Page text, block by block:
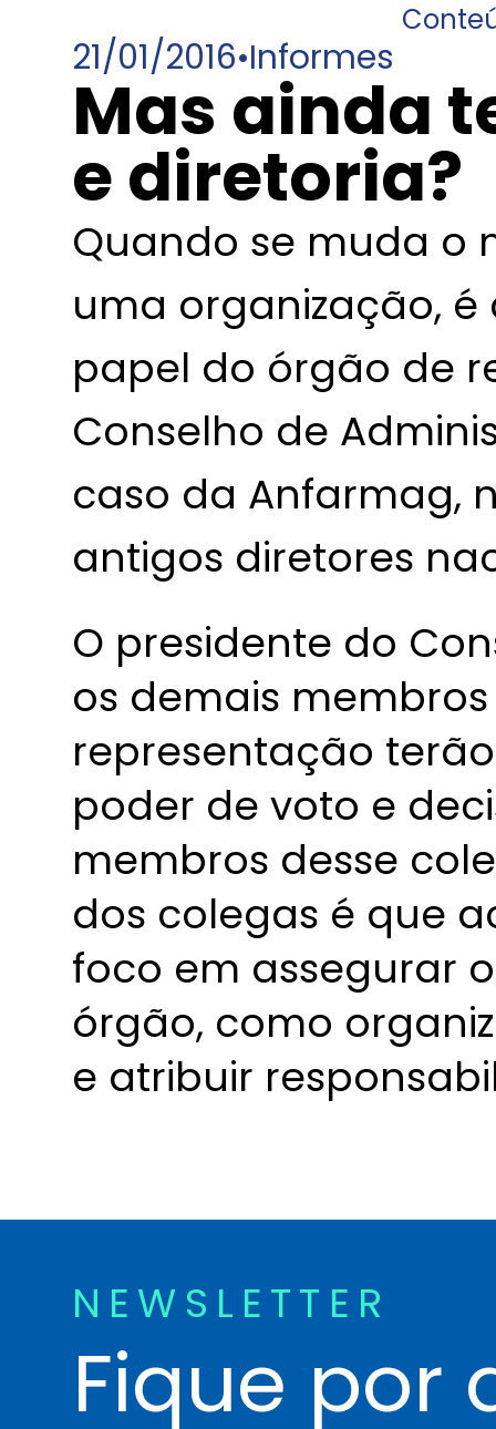
21/01/2016•Informes
Mas ainda
e diretoria?
Quando se muda o
uma organização,
papel do órgão de
Conselho de
caso da Anfarmag,
antigos diretores
O presidente do
os demais
representação
poder de voto e
membros desse
dos colegas é que
foco em assegurar
órgão, como
e atribuir
NEWSLETTER
Fique por